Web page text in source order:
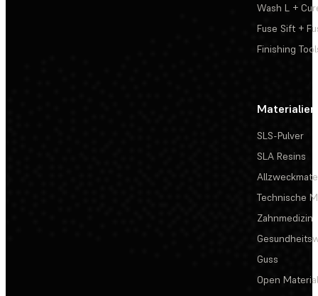
Wash L +
Fuse Sift +
Finishing
Materialien
SLS-Pulver
SLA Resins
Technische
Zahnmedizin
Guss
Open